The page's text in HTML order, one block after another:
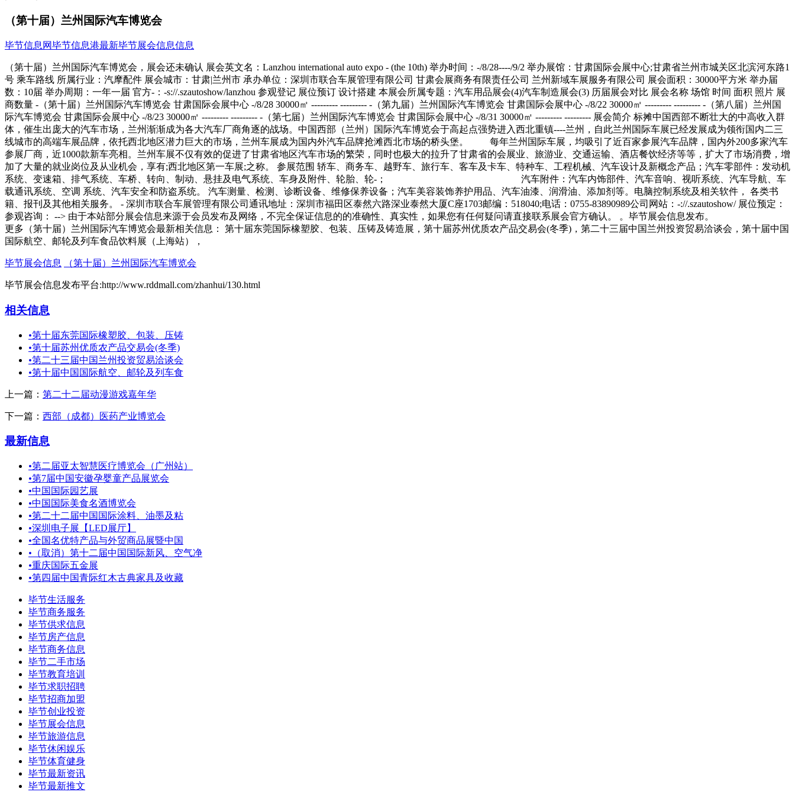
（第十届）兰州国际汽车博览会
毕节信息网毕节信息港最新毕节展会信息信息
（第十届）兰州国际汽车博览会，展会还未确认 展会英文名：Lanzhou international auto expo - (the 10th) 举办时间：-/8/28----/9/2 举办展馆：甘肃国际会展中心;甘肃省兰州市城关区北滨河东路1
号 乘车路线 所属行业：汽摩配件 展会城市：甘肃|兰州市 承办单位：深圳市联合车展管理有限公司 甘肃会展商务有限责任公司 兰州新域车展服务有限公司 展会面积：30000平方米 举办届
数：10届 举办周期：一年一届 官方-：-s://.szautoshow/lanzhou 参观登记 展位预订 设计搭建 本展会所属专题：汽车用品展会(4)汽车制造展会(3) 历届展会对比 展会名称 场馆 时间 面积 照片 展
商数量 -（第十届）兰州国际汽车博览会 甘肃国际会展中心 -/8/28 30000㎡ --------- --------- -（第九届）兰州国际汽车博览会 甘肃国际会展中心 -/8/22 30000㎡ --------- --------- -（第八届）兰州国
际汽车博览会 甘肃国际会展中心 -/8/23 30000㎡ --------- --------- -（第七届）兰州国际汽车博览会 甘肃国际会展中心 -/8/31 30000㎡ --------- --------- 展会简介 标摊中国西部不断壮大的中高收入群
体，催生出庞大的汽车市场，兰州渐渐成为各大汽车厂商角逐的战场。中国西部（兰州）国际汽车博览会于高起点强势进入西北重镇----兰州，自此兰州国际车展已经发展成为领衔国内二三
线城市的高端车展品牌，依托西北地区潜力巨大的市场，兰州车展成为国内外汽车品牌抢滩西北市场的桥头堡。 每年兰州国际车展，均吸引了近百家参展汽车品牌，国内外200多家汽车
参展厂商，近1000款新车亮相。兰州车展不仅有效的促进了甘肃省地区汽车市场的繁荣，同时也极大的拉升了甘肃省的会展业、旅游业、交通运输、酒店餐饮经济等等，扩大了市场消费，增
加了大量的就业岗位及从业机会，享有;西北地区第一车展;之称。 参展范围 轿车、商务车、越野车、旅行车、客车及卡车、特种车、工程机械、汽车设计及新概念产品；汽车零部件：发动机
系统、变速箱、排气系统、车桥、转向、制动、悬挂及电气系统、车身及附件、轮胎、轮-； 汽车附件：汽车内饰部件、汽车音响、视听系统、汽车导航、车
载通讯系统、空调 系统、汽车安全和防盗系统。 汽车测量、检测、诊断设备、维修保养设备；汽车美容装饰养护用品、汽车油漆、润滑油、添加剂等。电脑控制系统及相关软件， 各类书
籍、报刊及其他相关服务。 - 深圳市联合车展管理有限公司通讯地址：深圳市福田区泰然六路深业泰然大厦C座1703邮编：518040;电话：0755-83890989公司网站：-://.szautoshow/ 展位预定：
参观咨询： --> 由于本站部分展会信息来源于会员发布及网络，不完全保证信息的的准确性、真实性，如果您有任何疑问请直接联系展会官方确认。 。毕节展会信息发布。
更多（第十届）兰州国际汽车博览会最新相关信息： 第十届东莞国际橡塑胶、包装、压铸及铸造展，第十届苏州优质农产品交易会(冬季)，第二十三届中国兰州投资贸易洽谈会，第十届中国
国际航空、邮轮及列车食品饮料展（上海站），
毕节展会信息 （第十届）兰州国际汽车博览会
毕节展会信息发布平台:http://www.rddmall.com/zhanhui/130.html
相关信息
•第十届东莞国际橡塑胶、包装、压铸
•第十届苏州优质农产品交易会(冬季)
•第二十三届中国兰州投资贸易洽谈会
•第十届中国国际航空、邮轮及列车食
上一篇： 第二十二届动漫游戏嘉年华
下一篇： 西部（成都）医药产业博览会
最新信息
•第二届亚太智慧医疗博览会（广州站）
•第7届中国安徽孕婴童产品展览会
•中国国际园艺展
•中国国际美食名酒博览会
•第二十二届中国国际涂料、油墨及粘
•深圳电子展【LED展厅】
•全国名优特产品与外贸商品展暨中国
• （取消）第十二届中国国际新风、空气净
•重庆国际五金展
•第四届中国青际红木古典家具及收藏
毕节生活服务
毕节商务服务
毕节供求信息
毕节房产信息
毕节商务信息
毕节二手市场
毕节教育培训
毕节求职招聘
毕节招商加盟
毕节创业投资
毕节展会信息
毕节旅游信息
毕节休闲娱乐
毕节体育健身
毕节最新资讯
毕节最新推文